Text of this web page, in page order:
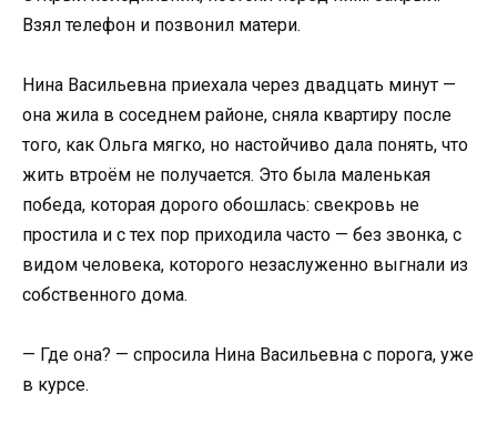
Взял телефон и позвонил матери.
Нина Васильевна приехала через двадцать минут —
она жила в соседнем районе, сняла квартиру после
того, как Ольга мягко, но настойчиво дала понять, что
жить втроём не получается. Это была маленькая
победа, которая дорого обошлась: свекровь не
простила и с тех пор приходила часто — без звонка, с
видом человека, которого незаслуженно выгнали из
собственного дома.
— Где она? — спросила Нина Васильевна с порога, уже
в курсе.